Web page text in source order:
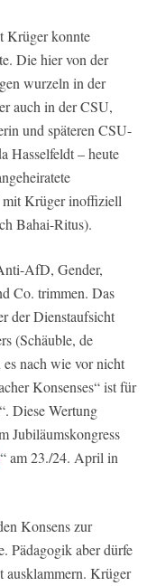
Krüger konnte
Die hier von der
wurzeln in der
auch in der CSU,
und späteren CSU-
Hasselfeldt – heute
Krüger inoffiziell
Bahai-Ritus).
AfD, Gender,
Co. trimmen. Das
der Dienstaufsicht
(Schäuble, de
nach wie vor nicht
Konsenses“ ist für
Diese Wertung
Jubiläumskongress
“ am 23./24. April in
Konsens zur
Pädagogik aber dürfe
ausklammern. Krüger